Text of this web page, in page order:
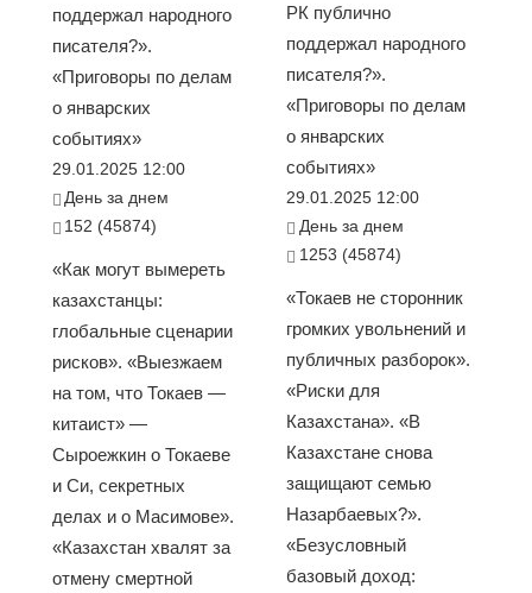
поддержал народного
писателя?».
«Приговоры по делам
о январских
событиях»
29.01.2025 12:00
День за днем
152 (45874)
«Как могут вымереть
казахстанцы:
глобальные сценарии
рисков». «Выезжаем
на том, что Токаев —
китаист» —
Сыроежкин о Токаеве
и Си, секретных
делах и о Масимове».
«Казахстан хвалят за
отмену смертной
РК публично
поддержал народного
писателя?».
«Приговоры по делам
о январских
событиях»
29.01.2025 12:00
День за днем
1253 (45874)
«Токаев не сторонник
громких увольнений и
публичных разборок».
«Риски для
Казахстана». «В
Казахстане снова
защищают семью
Назарбаевых?».
«Безусловный
базовый доход: